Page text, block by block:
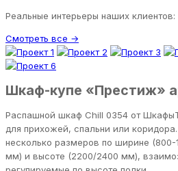
Реальные интерьеры наших
Смотреть все →
Шкаф-купе «Престиж»
Распашной шкаф Chill 0354 от
для прихожей, спальни или
несколько размеров по ширине
мм) и высоте (2200/2400 мм),